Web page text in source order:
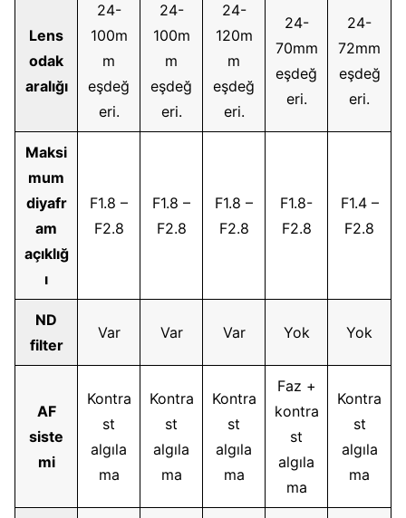
Lens
odak
aralığı
24-
100m
m
eşdeğ
eri.
24-
100m
m
eşdeğ
eri.
24-
120m
m
eşdeğ
eri.
24-
70mm
eşdeğ
eri.
24-
72mm
eşdeğ
eri.
Maksi
mum
diyafr
am
açıklığ
ı
F1.8 –
F2.8
F1.8 –
F2.8
F1.8 –
F2.8
F1.8-
F2.8
F1.4 –
F2.8
ND
filter
Var Var Var Yok Yok
AF
siste
mi
Kontra
st
algıla
ma
Kontra
st
algıla
ma
Kontra
st
algıla
ma
Faz +
kontra
st
algıla
ma
Kontra
st
algıla
ma